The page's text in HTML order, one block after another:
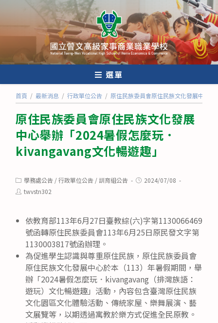
內
選單
首頁 / 最新消息 / 行政單位公告 / 原住民族委員會原住民族文化發展中心
原住民族委員會原住民族文化發展
中心舉辦「2024暑假怎麼玩．
kivangavang文化暢遊趣」
Post
category:
學務處公告 /行政單位公告 /訓育組公告
Post2024/07/08
Posttwvstn302
依教育部113年6月27日臺教綜(六)字第1130066469
號函轉原住民族委員會113年6月25日原民發文字第
1130003817號函辦理。
為促進學生認識與尊重原住民族，原住民族委員會
原住民族文化發展中心於本（113）年暑假期間，舉
辦「2024暑假怎麼玩．kivangavang（排灣族語：
遊玩）文化暢遊趣」活動，內容包含臺灣原住民族
文化園區文化體驗活動、傳統家屋、樂舞展演、藝
文展覽等，以期透過寓教於樂方式促進全民原教。